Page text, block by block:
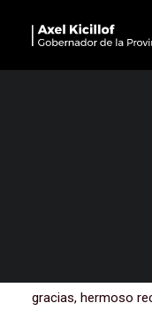
Nuevo
gracias, hermoso